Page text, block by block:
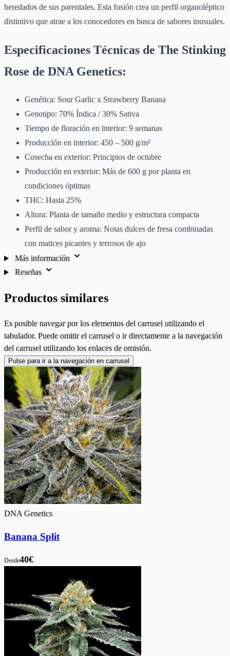
heredados de sus parentales. Esta fusión crea un perfil organoléptico
distintivo que atrae a los conocedores en busca de sabores inusuales.
Especificaciones Técnicas de The Stinking
Rose de DNA Genetics:
Genética: Sour Garlic x Strawberry Banana
Genotipo: 70% Índica / 30% Sativa
Tiempo de floración en interior: 9 semanas
Producción en interior: 450 – 500 g/m²
Cosecha en exterior: Principios de octubre
Producción en exterior: Más de 600 g por planta en
condiciones óptimas
THC: Hasta 25%
Altura: Planta de tamaño medio y estructura compacta
Perfil de sabor y aroma: Notas dulces de fresa combinadas
con matices picantes y terrosos de ajo
Más información
Reseñas
Productos similares
Es posible navegar por los elementos del carrusel utilizando el
tabulador. Puede omitir el carrusel o ir directamente a la navegación
del carrusel utilizando los enlaces de omisión.
Pulse para ir a la navegación en carrusel
DNA Genetics
Banana Split
Desde40€